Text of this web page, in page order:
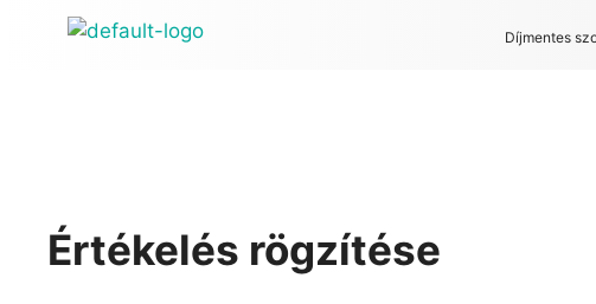
Díjmentes
Értékelés rögzítése